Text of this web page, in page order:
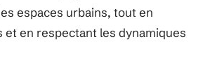
espaces urbains, tout en
et en respectant les dynamiques